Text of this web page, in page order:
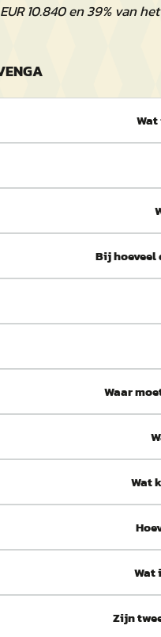
10.840 en 39% van
Bij hoeveel
Waar
Wat
Wat
Zijn